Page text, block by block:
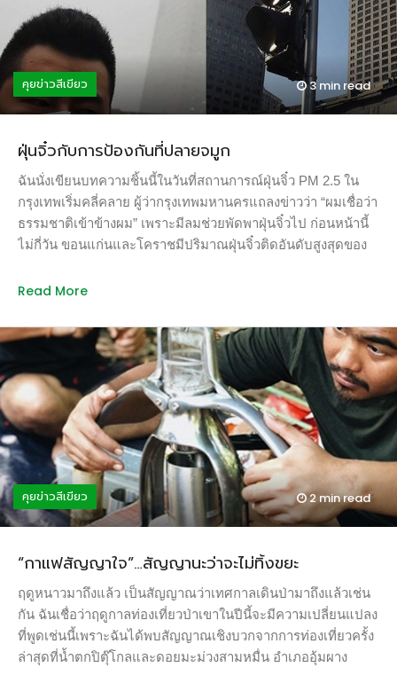
และการเมืองระหว่างประเทศ เนื่องจากในวันเดียวกันที่คณะกรรม
การฯ มีมติ […]
ย้อนกลับคืนไม่ได้แล้ว (Coppyright 2019 from –
https://www.theguardian.com/) “การพูดสิ่งที่ฟังดูดี แต่ไม่ได้ทำ
อะไร ไม่ได้ช่วยอะไรเราเลย คุณไม่สามารถนั่งรอให้ความหวังมา
หา ดังนั้นคุณก็ทำเหมือนเด็กถูกตามใจที่ไร้ความรับผิดชอบ ถ้าจะ
บอกว่าเราเสียเวลาเรียน ก็ขอบอกว่าผู้นำทางการเมืองของเราเสีย
อย่าง และเมื่อเวลากำลังจะหมดลงเรื่อยๆ เราจึงลงมือทำกิจกรรม
เราเก็บกวาดขยะที่พวกคุณสร้างไว้ และเราจะไม่หยุดจนกว่าเรา
จะทำสำเร็จ” เธอกล่าวในงานสังคมพลเมืองเพื่อฟื้นฟูยุโรป (Civil
Society for Eunaissance) เมื่อวันที่ 21 กุมภาพันธ์ที่เพิ่งผ่านมา
หลังจากหยุดเรียนมาประท้วงหน้ารัฐสภาสวีเดนติดต่อกันหลาย
สัปดาห์ เธอลุกขึ้นมาเรียกร้องให้เยาวชนทั้วโลกหันมากดดันพวก
จดหมายผ่านสื่อเดอะการ์เดี้ยน ส่งถึงเยาวชนทั่วโลกเรียกร้องให้
ใหญ่พร้อมกันเพื่อแสดงให้พวกผู้ใหญ่เห็นว่าเด็กๆ […]
คุยข่าวสีเขียว 3 min read
ฝุ่นจิ๋วกับการป้องกันที่ปลายจมูก
ฉันนั่งเขียนบทความชิ้นนี้ในวันที่สถานการณ์ฝุ่นจิ๋ว PM 2.5 ใน
กรุงเทพเริ่มคลี่คลาย ผู้ว่ากรุงเทพมหานครแถลงข่าวว่า “ผมเชื่อว่า
ธรรมชาติเข้าข้างผม” เพราะมีลมช่วยพัดพาฝุ่นจิ๋วไป ก่อนหน้านี้
ไม่กี่วัน ขอนแก่นและโคราชมีปริมาณฝุ่นจิ๋วติดอันดับสูงสุดของ
วันต่อๆ มา ระหว่างนั้นเพื่อนๆ ของฉันต่างประกาศหาซื้อหน้ากาก
ตระหนกมิต่างกับที่คนกรุงเทพประสบตลอดหนึ่งเดือนที่ผ่านมา
เพื่อนชาวกรุงของฉันลงทุนซื้อเครื่องฟอกอากาศมูลค่ากว่าหมื่น
บาทและเครื่องวัดฝุ่นจิ๋วแบบพกพาราคาประมาณสองพันบาท ซึ่ง
ท่ามกลางความตื่นตระหนกและตื่นตัว เงินไม่สามารถซื้อได้ทุกสิ่ง
เพราะสินค้าขาดตลาด ในห้วงเวลาเดียวกัน องค์การบริหารการ
บินและอวกาศแห่งชาติ สหรัฐอเมริกาหรือนาซ่าเผยแพร่แบบ
จำลองการเคลื่อนไหวของฝุ่นจิ๋วจากจุดกำเนิดมุมหนึ่งของโลก
เคลื่อนไปยังจุดต่างๆ ทั่วโลก เป็นการตอกย้ำว่าฝุ่นจิ๋วเคลื่อนที่
แบบไร้พรมแดนและเป็นปัญหาสากล ดูแล้วตื่นเต้นและน่ากลัวไป
พร้อมกัน ภาพจาก: https://board.postjung.com/934650 วิกฤติฝุ่น
ตระหนกและตระหนักถึงภัยอันตรายกันถ้วนหน้า และเนื่องจาก
เป็นปีแรกที่ประเทศไทยถูกจู่โจมจากฝุ่นจิ๋วเป็นวงกว้าง จากปกติ
วิกฤติฝุ่นจิ๋วครอบคลุมเฉพาะพื้นที่ภาคเหนือและภาคใต้ จึงเป็น
ธรรมดาอยู่นั่นเองที่มาตรการรับมือส่วนใหญ่จะเป็นมาตรการ
เฉพาะหน้าแบบนักผจญเพลิง อะไรที่ฉวยได้ก็หยิบมาใช้ เข้า
ทำนองดีกว่าไม่ทำอะไรเลย ไม่ว่าจะเป็นการทำฝนเทียมหรือการ
Read More
คุยข่าวสีเขียว 2 minread
“กาแฟสัญญาใจ”…สัญญานะว่าจะไม่ทิ้งขยะ
ฤดูหนาวมาถึงแล้ว เป็นสัญญาณว่าเทศกาลเดินป่ามาถึงแล้วเช่น
กัน ฉันเชื่อว่าฤดูกาลท่องเที่ยวป่าเขาในปีนี้จะมีความเปลี่ยนแปลง
ที่พูดเช่นนี้เพราะฉันได้พบสัญญาณเชิงบวกจากการท่องเที่ยวครั้ง
ล่าสุดที่น้ำตกปิตุ๊โกลและดอยมะม่วงสามหมื่น อำเภออุ้มผาง